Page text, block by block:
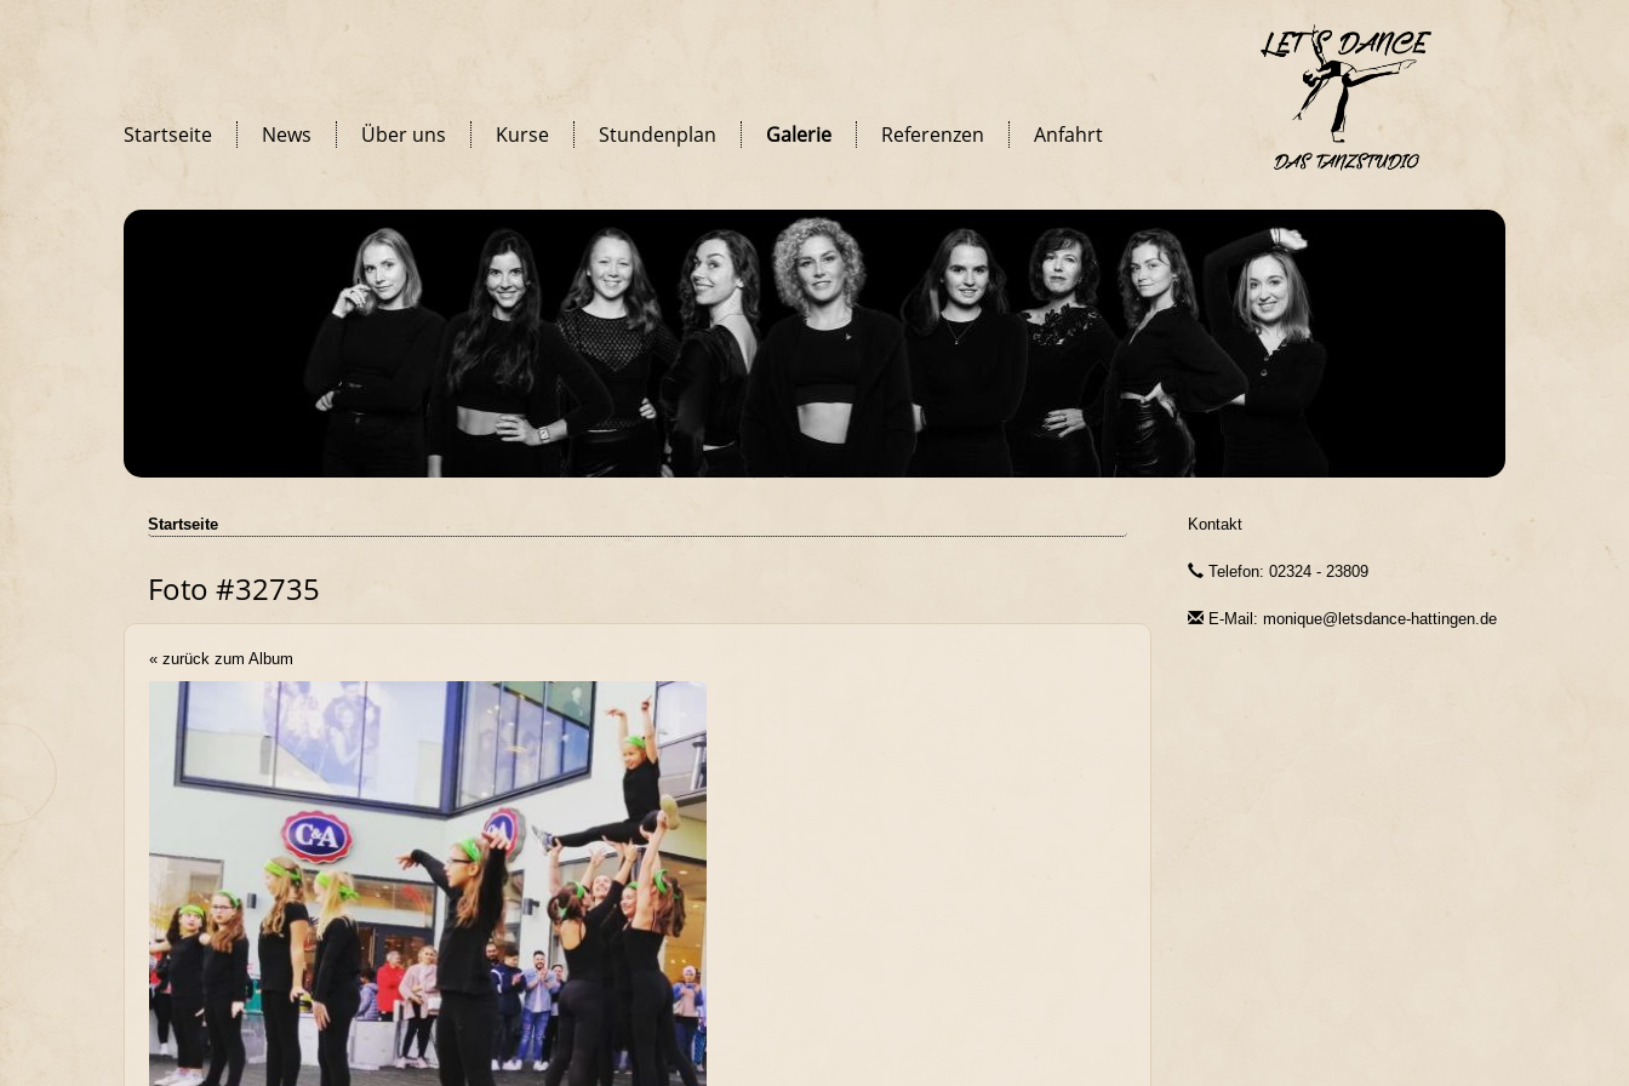
Startseite News Über uns Kurse Stundenplan Galerie Referenzen Anfahrt
Startseite
Foto #32735
« zurück zum Album
Kontakt
Telefon: 02324 - 23809
E-Mail: monique@letsdance-hattingen.de